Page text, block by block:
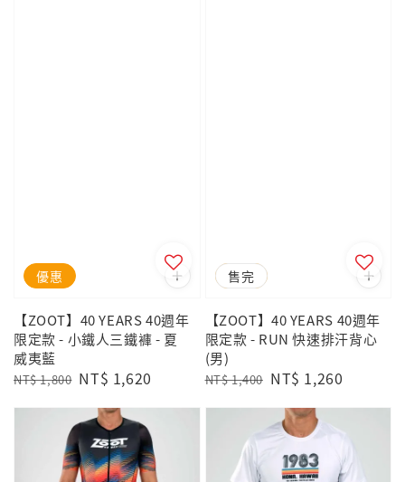
優惠
【ZOOT】40 YEARS 40週年
限定款 - 小鐵人三鐵褲 - 夏
威夷藍
Regular
NT$ 1,800 Sale
NT$ 1,620
優惠
售完
【ZOOT】40 YEARS 40週年
限定款 - RUN 快速排汗背心
(男)
Regular
NT$ 1,400 Sale
NT$ 1,260